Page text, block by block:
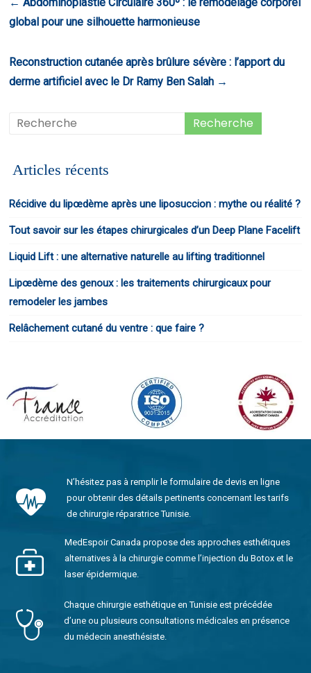
global pour une silhouette harmonieuse
Reconstruction cutanée après brûlure sévère : l’apport du
derme artificiel avec le Dr Ramy Ben Salah →
Articles récents
Récidive du lipœdème après une liposuccion : mythe ou réalité ?
Tout savoir sur les étapes chirurgicales d’un Deep Plane Facelift
Liquid Lift : une alternative naturelle au lifting traditionnel
Lipœdème des genoux : les traitements chirurgicaux pour
remodeler les jambes
Relâchement cutané du ventre : que faire ?
N’hésitez pas à remplir le formulaire de devis en ligne
pour obtenir des détails pertinents concernant les tarifs
de chirurgie réparatrice Tunisie.
MedEspoir Canada propose des approches esthétiques
alternatives à la chirurgie comme l’injection du Botox et le
laser épidermique.
Chaque chirurgie esthétique en Tunisie est précédée
d’une ou plusieurs consultations médicales en présence
du médecin anesthésiste.